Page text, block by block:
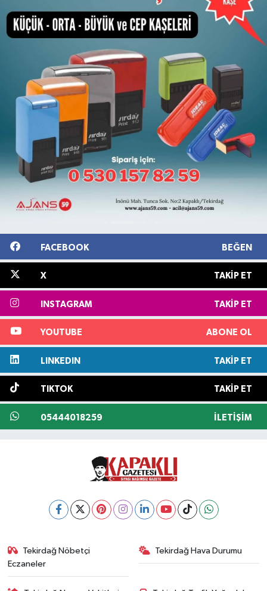
FACEBOOK BEĞEN
X TAKIP ET
INSTAGRAM TAKIP ET
YOUTUBE ABONE OL
LINKEDIN TAKIP ET
TIKTOK TAKIP ET
05444018259 İLETIŞIM
Tekirdağ Nöbetçi
Eczaneler
Tekirdağ Hava Durumu